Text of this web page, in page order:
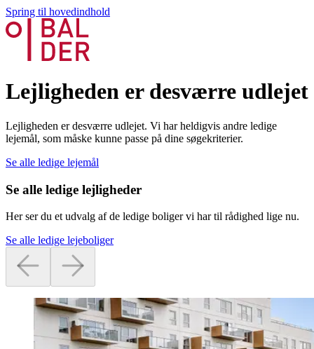
Spring til hovedindhold
Lejligheden er desværre udlejet
Lejligheden er desværre udlejet. Vi har heldigvis andre ledige
lejemål, som måske kunne passe på dine søgekriterier.
Se alle ledige lejemål
Se alle ledige lejligheder
Her ser du et udvalg af de ledige boliger vi har til rådighed lige nu.
Se alle ledige lejeboliger